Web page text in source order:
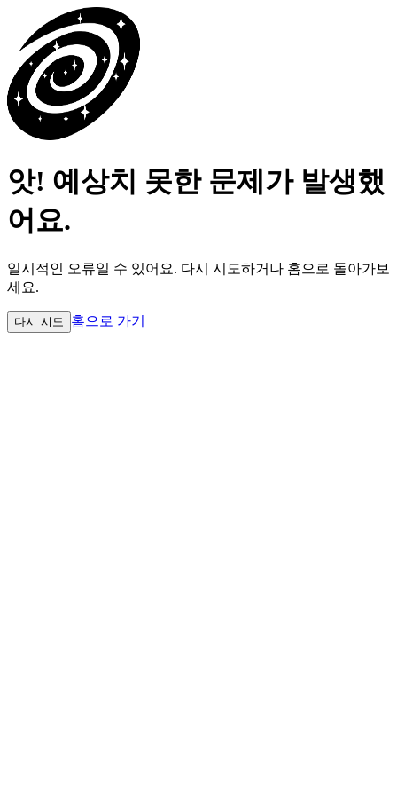
앗! 예상치 못한 문제가 발생했
어요.
일시적인 오류일 수 있어요. 다시 시도하거나 홈으로 돌아가보
세요.
다시 시도 홈으로 가기